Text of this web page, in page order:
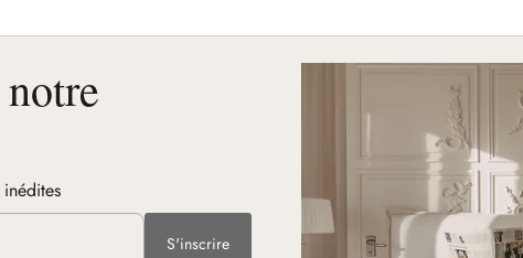
S'inscrire